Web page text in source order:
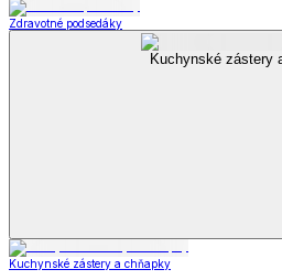
Zdravotné podsedáky
Kuchynské zástery
Kuchynské zástery a chňapky